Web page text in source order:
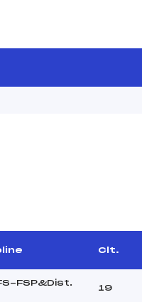
Clt.
FSP&Dist.
19